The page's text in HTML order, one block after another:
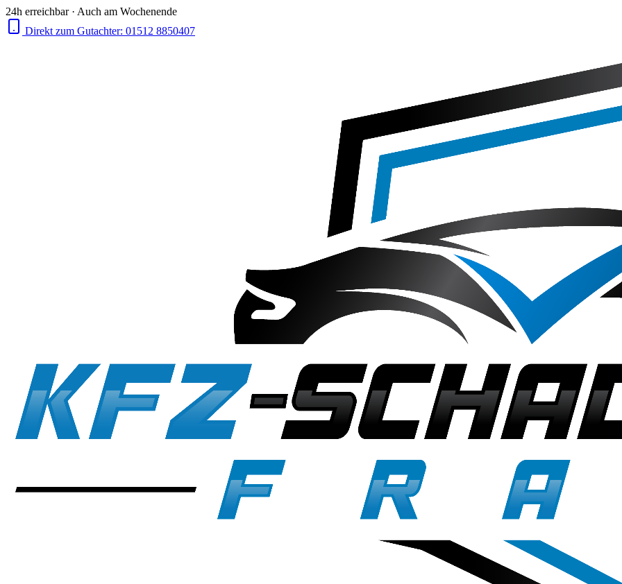
24h erreichbar · Auch am Wochenende
Direkt zum Gutachter: 01512 8850407